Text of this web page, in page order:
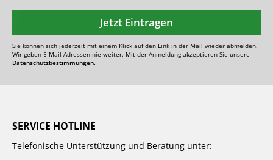
Jetzt Eintragen
Sie können sich jederzeit mit einem Klick auf den Link in der Mail wieder abmelden.
Wir geben E-Mail Adressen nie weiter. Mit der Anmeldung akzeptieren Sie unsere
Datenschutzbestimmungen.
SERVICE HOTLINE
Telefonische Unterstützung und Beratung unter: